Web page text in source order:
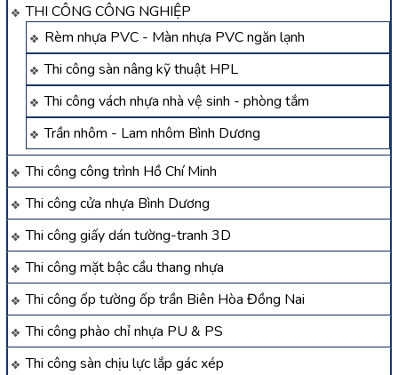
THI CÔNG CÔNG NGHIỆP
Rèm nhựa PVC - Màn nhựa PVC ngăn lạnh
Thi công sàn nâng kỹ thuật HPL
Thi công vách nhựa nhà vệ sinh - phòng tắm
Trần nhôm - Lam nhôm Bình Dương
Thi công công trình Hồ Chí Minh
Thi công cửa nhựa Bình Dương
Thi công giấy dán tường-tranh 3D
Thi công mặt bậc cầu thang nhựa
Thi công ốp tường ốp trần Biên Hòa Đồng Nai
Thi công phào chỉ nhựa PU & PS
Thi công sàn chịu lực lắp gác xép